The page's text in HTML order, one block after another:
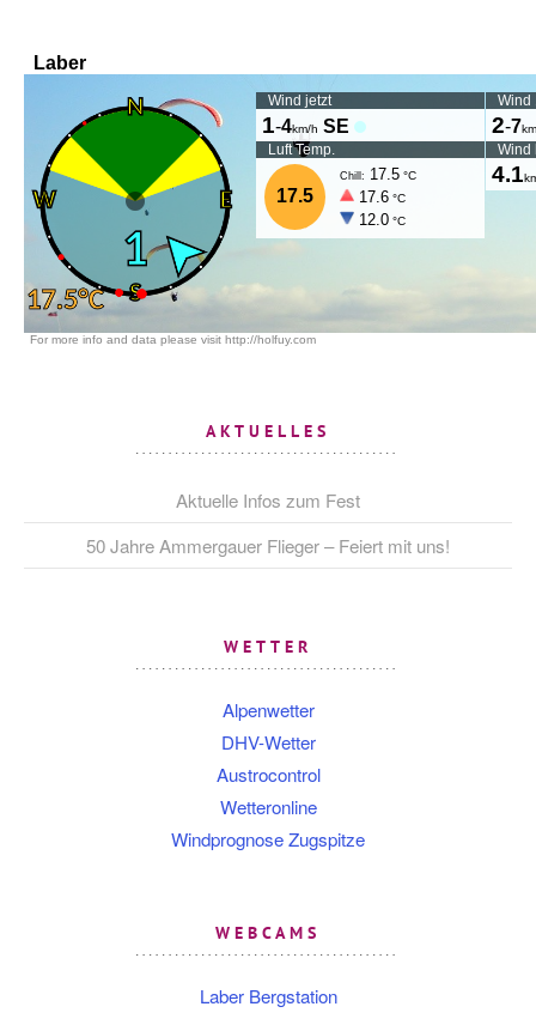
AKTUELLES
Aktuelle Infos zum Fest
50 Jahre Ammergauer Flieger – Feiert mit uns!
WETTER
Alpenwetter
DHV-Wetter
Austrocontrol
Wetteronline
Windprognose Zugspitze
WEBCAMS
Laber Bergstation